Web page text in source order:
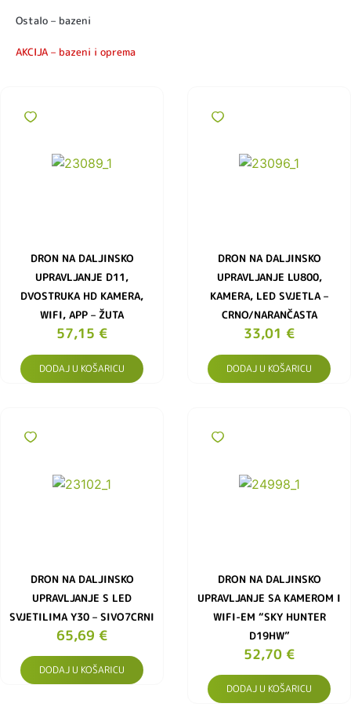
Ostalo – bazeni
AKCIJA – bazeni i oprema
DRON NA DALJINSKO
UPRAVLJANJE D11,
DVOSTRUKA HD KAMERA,
WIFI, APP – ŽUTA
57,15 €
DODAJ U KOŠARICU
DRON NA DALJINSKO
UPRAVLJANJE LU800,
KAMERA, LED SVJETLA –
CRNO/NARANČASTA
33,01 €
DODAJ U KOŠARICU
DRON NA DALJINSKO
UPRAVLJANJE S LED
SVJETILIMA Y30 – SIVO7CRNI
65,69 €
DODAJ U KOŠARICU
DRON NA DALJINSKO
UPRAVLJANJE SA KAMEROM I
WIFI-EM “SKY HUNTER
D19HW”
52,70 €
DODAJ U KOŠARICU